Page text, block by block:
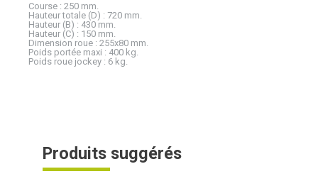
Course : 250 mm.
Hauteur totale (D) : 720 mm.
Hauteur (B) : 430 mm.
Hauteur (C) : 150 mm.
Dimension roue : 255x80 mm.
Poids portée maxi : 400 kg.
Poids roue jockey : 6 kg.
Produits suggérés